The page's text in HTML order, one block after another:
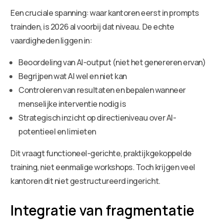
Een cruciale spanning: waar kantoren eerst in prompts
trainden, is 2026 al voorbij dat niveau. De echte
vaardigheden liggen in:
Beoordeling van AI-output (niet het genereren ervan)
Begrijpen wat AI wel en niet kan
Controleren van resultaten en bepalen wanneer
menselijke interventie nodig is
Strategisch inzicht op directieniveau over AI-
potentieel en limieten
Dit vraagt functioneel-gerichte, praktijkgekoppelde
training, niet eenmalige workshops. Toch krijgen veel
kantoren dit niet gestructureerd ingericht.
Integratie van fragmentatie